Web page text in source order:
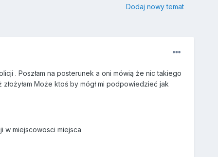
Dodaj nowy temat
. Poszłam na posterunek a oni mówią że nic takiego
Może ktoś by mógł mi podpowiedzieć jak
miejscowosci miejsca